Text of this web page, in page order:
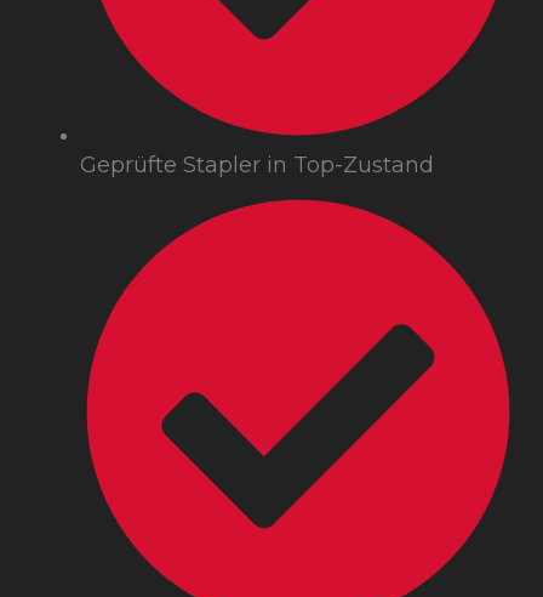
Geprüfte Stapler in Top-Zustand